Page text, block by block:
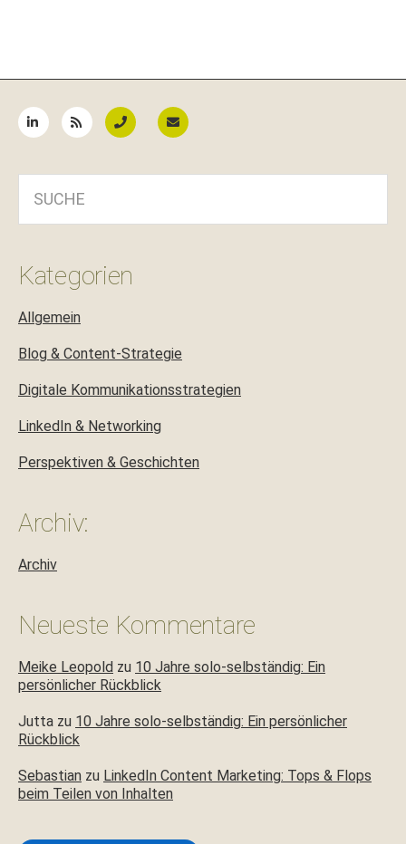
Kategorien
Allgemein
Blog & Content-Strategie
Digitale Kommunikationsstrategien
LinkedIn & Networking
Perspektiven & Geschichten
Archiv:
Archiv
Neueste Kommentare
Meike Leopold zu 10 Jahre solo-selbständig: Ein
persönlicher Rückblick
Jutta zu 10 Jahre solo-selbständig: Ein persönlicher
Rückblick
Sebastian zu LinkedIn Content Marketing: Tops & Flops
beim Teilen von Inhalten